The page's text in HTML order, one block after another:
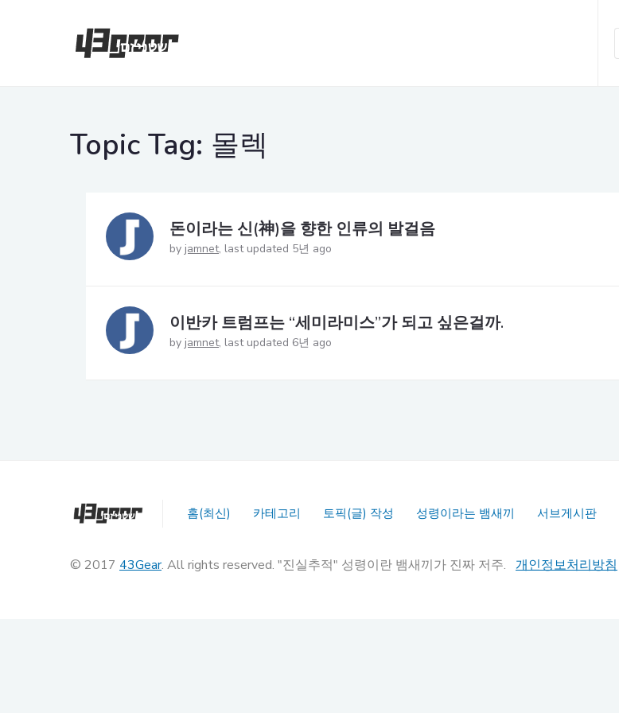
Topic Tag: 몰렉
돈이라는 신(神)을 향한 인류의 발걸음
by jamnet last updated 5년 ago
이반카 트럼프는 “세미라미스”가 되고 싶은걸까.
by jamnet last updated 6년 ago
홈(최신) 카테고리 토픽(글) 작성 성령이라는 뱀새끼 서브게시판
© 2017 43Gear. All rights reserved. "진실추적" 성령이란 뱀새끼가 진짜 저주. 개인정보처리방침